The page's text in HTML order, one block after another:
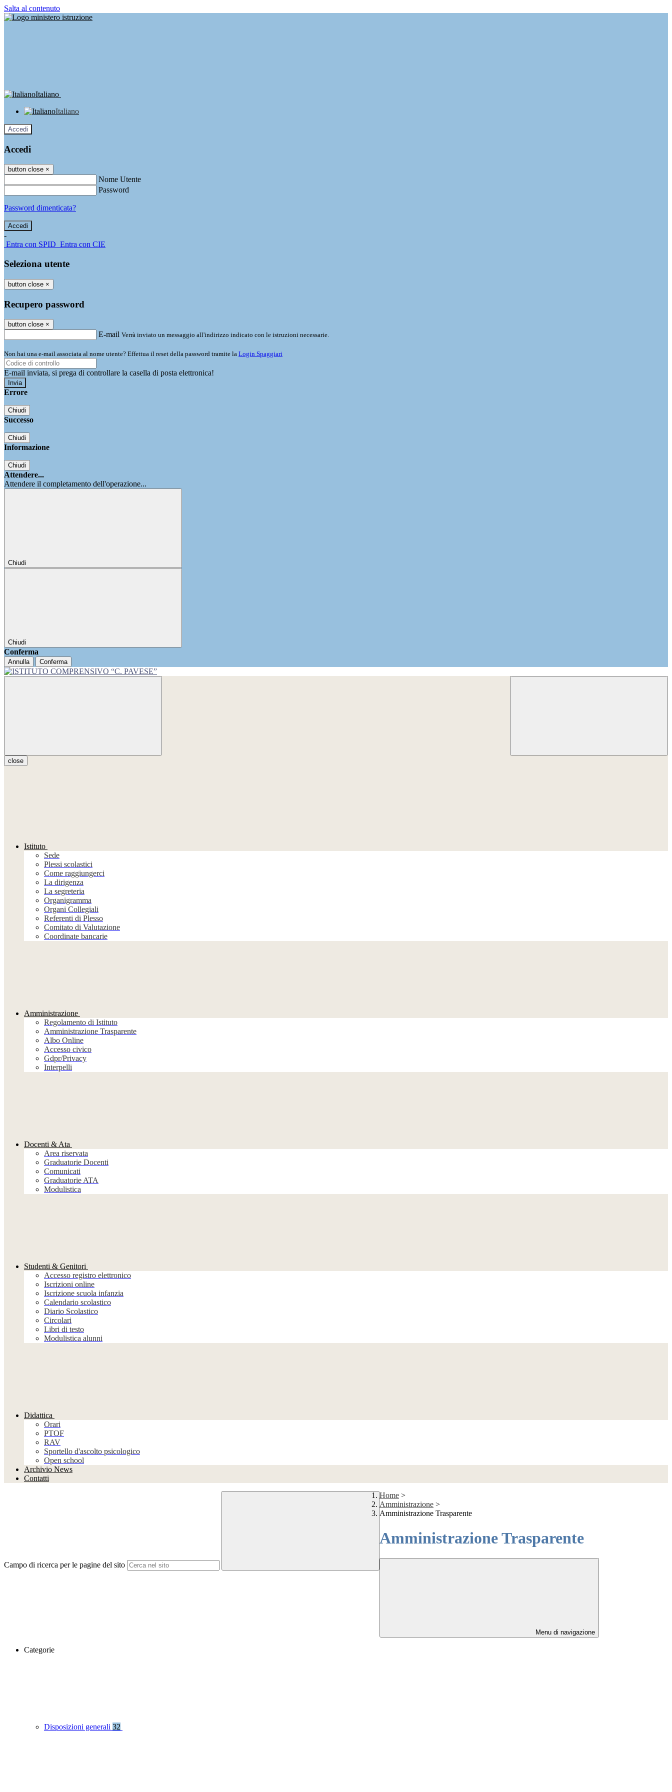
Salta al contenuto
Italiano
Italiano
Accedi
Accedi
button close ×
Nome Utente
Password
Password dimenticata?
-
Entra con SPID Entra con CIE
Seleziona utente
button close ×
Recupero password
button close ×
E-mail Verrà inviato un messaggio all'indirizzo indicato con le istruzioni necessarie.
Non hai una e-mail associata al nome utente? Effettua il reset della password tramite la Login Spaggiari
E-mail inviata, si prega di controllare la casella di posta elettronica!
Errore
Chiudi
Successo
Chiudi
Informazione
Chiudi
Attendere...
Attendere il completamento dell'operazione...
Chiudi
Chiudi
Conferma
Annulla Conferma
close
Istituto
Sede
Plessi scolastici
Come raggiungerci
La dirigenza
La segreteria
Organigramma
Organi Collegiali
Referenti di Plesso
Comitato di Valutazione
Coordinate bancarie
Amministrazione
Regolamento di Istituto
Amministrazione Trasparente
Albo Online
Accesso civico
Gdpr/Privacy
Interpelli
Docenti & Ata
Area riservata
Graduatorie Docenti
Comunicati
Graduatorie ATA
Modulistica
Studenti & Genitori
Accesso registro elettronico
Iscrizioni online
Iscrizione scuola infanzia
Calendario scolastico
Diario Scolastico
Circolari
Libri di testo
Modulistica alunni
Didattica
Orari
PTOF
RAV
Sportello d'ascolto psicologico
Open school
Archivio News
Contatti
Campo di ricerca per le pagine del sito
Home >
Amministrazione >
Amministrazione Trasparente
Amministrazione Trasparente
Menu di navigazione
Categorie
Disposizioni generali 32